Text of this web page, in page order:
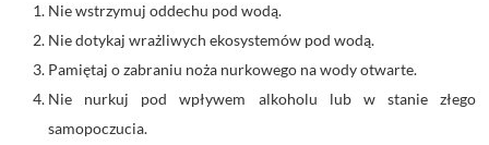
Nie wstrzymuj oddechu pod wodą.
Nie dotykaj wrażliwych ekosystemów pod wodą.
Pamiętaj o zabraniu noża nurkowego na wody otwarte.
Nie nurkuj pod wpływem alkoholu lub w stanie złego
samopoczucia.